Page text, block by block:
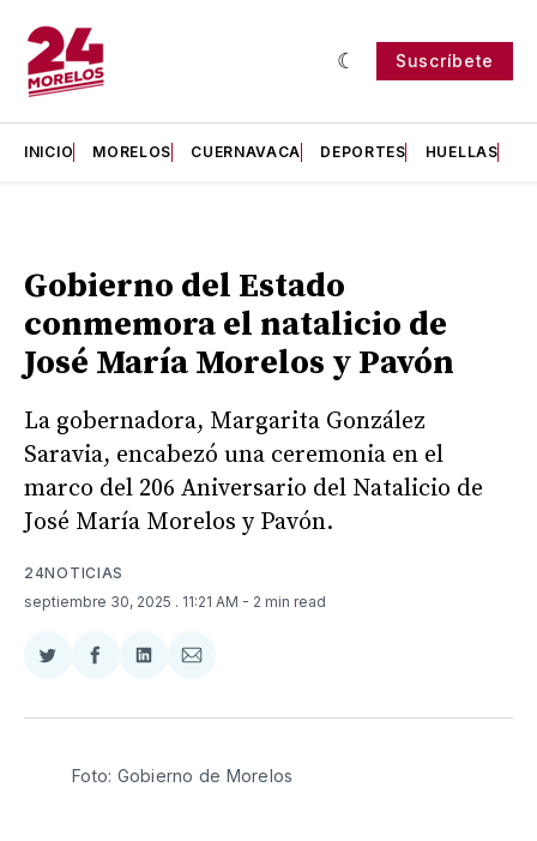
Suscríbete
INICIO MORELOS CUERNAVACA DEPORTES HUELLAS
Gobierno del Estado
conmemora el natalicio de
José María Morelos y Pavón
La gobernadora, Margarita González
Saravia, encabezó una ceremonia en el
marco del 206 Aniversario del Natalicio de
José María Morelos y Pavón.
24NOTICIAS
septiembre 30, 2025 . 11:21 AM - 2 min read
Compartir
Twitter
Compartir
Facebook
Compartir
LinkedIn
Compartir
Email
Foto: Gobierno de Morelos